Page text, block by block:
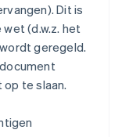
Dit is
(d.w.z. het
geregeld.
te slaan.